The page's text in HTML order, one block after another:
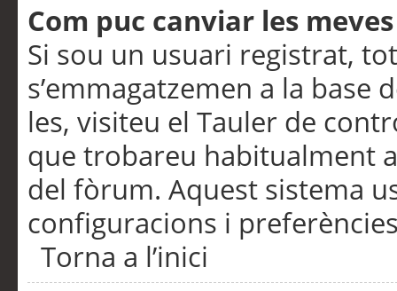
Com puc canviar les
Si sou un usuari registrat,
s’emmagatzemen a la
les, visiteu el Tauler de
que trobareu habitualment
del fòrum. Aquest sistema
configuracions i
Torna a l’inici